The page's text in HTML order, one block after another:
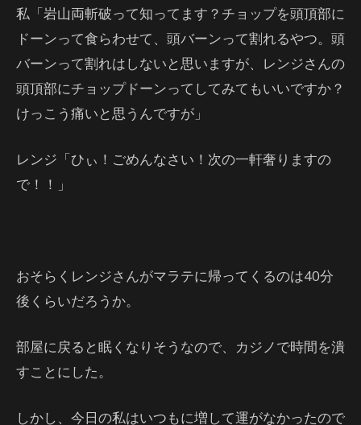
私「岩山両斬破って知ってます？チョップを頭頂部に
ドーンって食らわせて、頭バーンって割れるやつ。頭
バーンって割れはしないと思いますが、レンジさんの
頭頂部にチョップドーンってしてみてもいいですか？
けっこう痛いと思うんですが」
レンジ「ひぃ！ごめんなさい！次の一軒奢りますの
で！！」
おそらくレンジさんがマラテに帰ってくるのは40分
後くらいだろうか。
部屋に戻ると眠くなりそうなので、カジノで時間を潰
すことにした。
しかし、今日の私はいつもに増して運がなかったので